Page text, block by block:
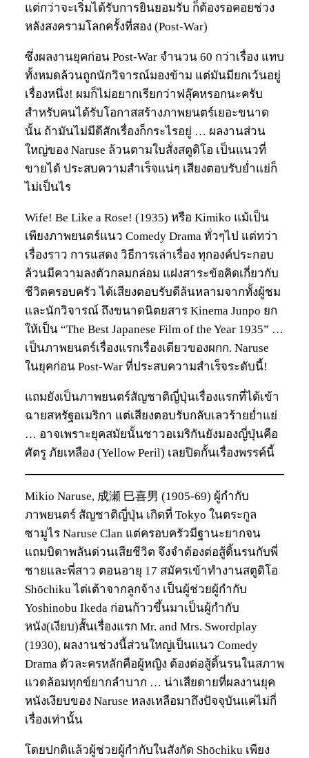
แต่กว่าจะเริ่มได้รับการยินยอมรับ ก็ต้องรอคอยช่วง
หลังสงครามโลกครั้งที่สอง (Post-War)
ซึ่งผลงานยุคก่อน Post-War จำนวน 60 กว่าเรื่อง แทบ
ทั้งหมดล้วนถูกนักวิจารณ์มองข้าม แต่มันมียกเว้นอยู่
เรื่องหนึ่ง! ผมก็ไม่อยากเรียกว่าฟลุ๊คหรอกนะครับ
สำหรับคนได้รับโอกาสสร้างภาพยนตร์เยอะขนาด
นั้น ถ้ามันไม่มีดีสักเรื่องก็กระไรอยู่ … ผลงานส่วน
ใหญ่ของ Naruse ล้วนตามใบสั่งสตูดิโอ เป็นแนวที่
ขายได้ ประสบความสำเร็จแน่ๆ เสียงตอบรับย่ำแย่ก็
ไม่เป็นไร
Wife! Be Like a Rose! (1935) หรือ Kimiko แม้เป็น
เพียงภาพยนตร์แนว Comedy Drama ทั่วๆไป แต่ทว่า
เรื่องราว การแสดง วิธีการเล่าเรื่อง ทุกองค์ประกอบ
ล้วนมีความลงตัวกลมกล่อม แฝงสาระข้อคิดเกี่ยวกับ
ชีวิตครอบครัว ได้เสียงตอบรับดีล้นหลามจากทั้งผู้ชม
และนักวิจารณ์ ถึงขนาดนิตยสาร Kinema Junpo ยก
ให้เป็น “The Best Japanese Film of the Year 1935” …
เป็นภาพยนตร์เรื่องแรกเรื่องเดียวของผกก. Naruse
ในยุคก่อน Post-War ที่ประสบความสำเร็จระดับนี้!
แถมยังเป็นภาพยนตร์สัญชาติญี่ปุ่นเรื่องแรกที่ได้เข้า
ฉายสหรัฐอเมริกา แต่เสียงตอบรับกลับเลวร้ายย่ำแย่
… อาจเพราะยุคสมัยนั้นชาวอเมริกันยังมองญี่ปุ่นคือ
ศัตรู ภัยเหลือง (Yellow Peril) เลยปิดกั้นเรื่องพรรค์นี้
Mikio Naruse, 成瀬 巳喜男 (1905-69) ผู้กำกับ
ภาพยนตร์ สัญชาติญี่ปุ่น เกิดที่ Tokyo ในตระกูล
ซามูไร Naruse Clan แต่ครอบครัวมีฐานะยากจน
แถมบิดาพลันด่วนเสียชีวิต จึงจำต้องต่อสู้ดิ้นรนกับพี่
ชายและพี่สาว ตอนอายุ 17 สมัครเข้าทำงานสตูดิโอ
Shōchiku ไต่เต้าจากลูกจ้าง เป็นผู้ช่วยผู้กำกับ
Yoshinobu Ikeda ก่อนก้าวขึ้นมาเป็นผู้กำกับ
หนัง(เงียบ)สั้นเรื่องแรก Mr. and Mrs. Swordplay
(1930), ผลงานช่วงนี้ส่วนใหญ่เป็นแนว Comedy
Drama ตัวละครหลักคือผู้หญิง ต้องต่อสู้ดิ้นรนในสภาพ
แวดล้อมทุกข์ยากลำบาก … น่าเสียดายที่ผลงานยุค
หนังเงียบของ Naruse หลงเหลือมาถึงปัจจุบันแค่ไม่กี่
เรื่องเท่านั้น
โดยปกติแล้วผู้ช่วยผู้กำกับในสังกัด Shōchiku เพียง